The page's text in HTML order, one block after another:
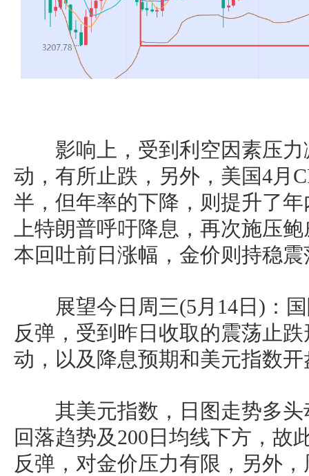
影响上，受到利空因素压力
动，有所止跌，另外，美国4月
半，但年率的下降，则提升了
上特朗普呼吁降息，再次施压
本回吐前日涨幅，金价则持稳
展望今日周三(5月14日)：国
反弹，受到昨日收取的震荡止
动，以及降息预期和美元指数
其美元指数，日图走势多头
回落趋势及200日均线下方，故
反弹，对金价压力有限，另外